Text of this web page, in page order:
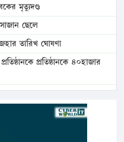
মৃত্যুদণ্ড
ছেলে
তারিখ ঘোষণা
প্রতিষ্ঠানকে ৪০হাজার
দাম বাড়ানোর প্রস্তাব পিডিবির
সফরে যাবেন প্রধানমন্ত্রী